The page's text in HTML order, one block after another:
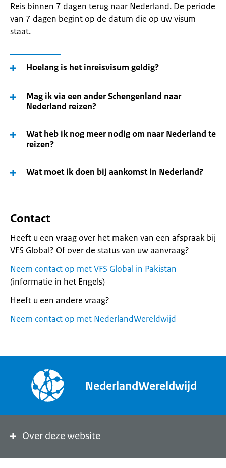
Reis binnen 7 dagen terug naar Nederland. De periode
van 7 dagen begint op de datum die op uw visum
staat.
Hoelang is het inreisvisum geldig?
Mag ik via een ander Schengenland naar
Nederland reizen?
Wat heb ik nog meer nodig om naar Nederland te
reizen?
Wat moet ik doen bij aankomst in Nederland?
Contact
Heeft u een vraag over het maken van een afspraak bij
VFS Global? Of over de status van uw aanvraag?
Neem contact op met VFS Global in Pakistan
(informatie in het Engels)
Heeft u een andere vraag?
Neem contact op met NederlandWereldwijd
NederlandWereldwijd
Over deze website